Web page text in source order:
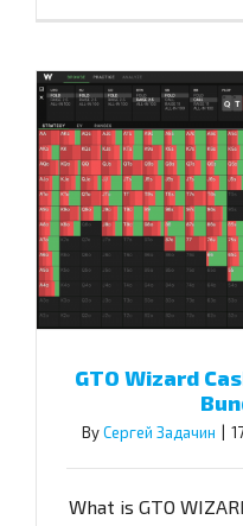
GTO Wizard
ByСергей Задачин
What is GTO